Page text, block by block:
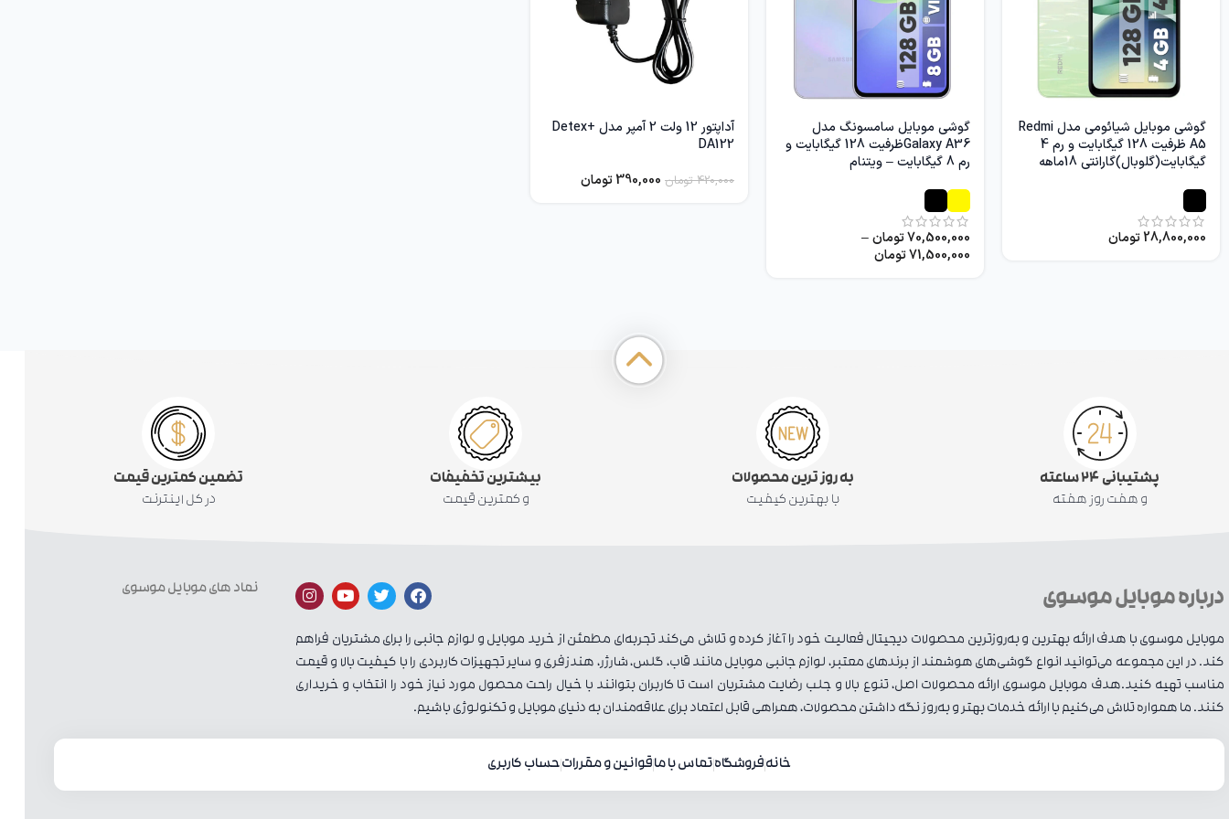
گوشی موبایل شیائومی مدل Redmi
A5 ظرفیت 128 گیگابایت و رم 4
گیگابایت(گلوبال)گارانتی 18ماهه
28,800,000تومان
گوشی موبایل سامسونگ مدل
Galaxy A36ظرفیت 128 گیگابایت و
رم 8 گیگابایت – ویتنام
70,500,000تومان–
71,500,000تومان
آداپتور 12 ولت 2 آمپر مدل Detex+
DA122
420,000 تومان 390,000تومان
پشتیبانی ۲۴ ساعته
و هفت روز هفته
به روز ترین محصولات
با بهترین کیفیت
بیشترین تخفیفات
و کمترین قیمت
تضمین کمترین قیمت
در کل اینترنت
درباره موبایل موسوی
موبایل موسوی با هدف ارائه بهترین و به‌روزترین محصولات دیجیتال فعالیت خود را آغاز کرده و تلاش می‌کند تجربه‌ای مطمئن از خرید موبایل و لوازم جانبی را برای مشتریان فراهم
کند. در این مجموعه می‌توانید انواع گوشی‌های هوشمند از برندهای معتبر، لوازم جانبی موبایل مانند قاب، گلس، شارژر، هندزفری و سایر تجهیزات کاربردی را با کیفیت بالا و قیمت
مناسب تهیه کنید.هدف موبایل موسوی ارائه محصولات اصل، تنوع بالا و جلب رضایت مشتریان است تا کاربران بتوانند با خیال راحت محصول مورد نیاز خود را انتخاب و خریداری
کنند. ما همواره تلاش می‌کنیم با ارائه خدمات بهتر و به‌روز نگه داشتن محصولات، همراهی قابل اعتماد برای علاقه‌مندان به دنیای موبایل و تکنولوژی باشیم.
نماد های موبایل موسوی
خانهفروشگاهتماس با ماقوانین و مقرراتحساب کاربری